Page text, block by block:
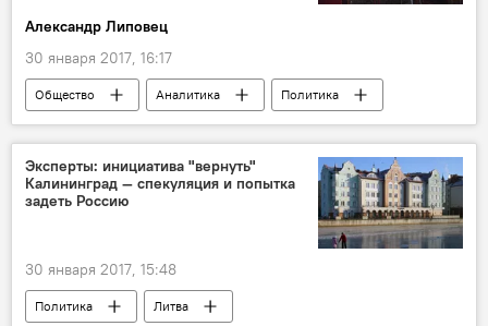
Александр Липовец
30 января 2017, 16:17
Общество Аналитика
Политика
Происшествия
Колумнисты
Вильнюс
Владимир Путин
Томас Добровольскис
Психбарис
Эксперты: инициатива "вернуть"
Калининград — спекуляция и попытка
задеть Россию
30 января 2017, 15:48
Политика Литва